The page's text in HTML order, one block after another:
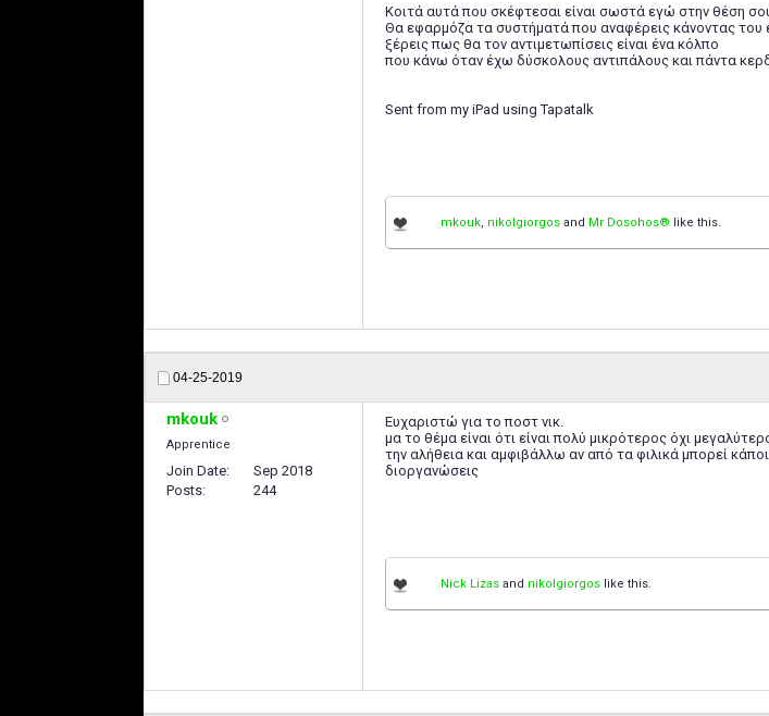
Κοιτά αυτά που σκέφτεσαι είναι σωστά εγώ στην θέση
Θα εφαρμόζα τα συστήματά που αναφέρεις κάνοντας του
ξέρεις πως θα τον αντιμετωπίσεις είναι ένα κόλπο
που κάνω όταν έχω δύσκολους αντιπάλους και πάντα
Sent from my iPad using Tapatalk
mkouk, nikolgiorgos and Mr Dosohos® like this.
04-25-2019
mkouk
Apprentice
Join Date
Sep 2018
Posts
244
Ευχαριστώ για το ποστ νικ.
μα το θέμα είναι ότι είναι πολύ μικρότερος όχι
την αλήθεια και αμφιβάλλω αν από τα φιλικά μπορεί
διοργανώσεις
Nick Lizas and nikolgiorgos like this.